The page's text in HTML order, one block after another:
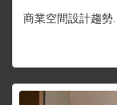
商業空間設計趨勢...